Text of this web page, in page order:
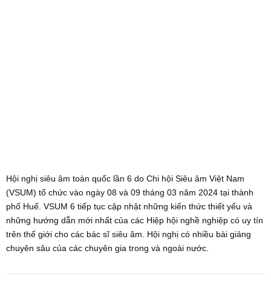
Hội nghị siêu âm toàn quốc lần 6 do Chi hội Siêu âm Việt Nam
(VSUM) tổ chức vào ngày 08 và 09 tháng 03 năm 2024 tại thành
phố Huế. VSUM 6 tiếp tục cập nhật những kiến thức thiết yếu và
những hướng dẫn mới nhất của các Hiệp hội nghề nghiệp có uy tín
trên thế giới cho các bác sĩ siêu âm. Hội nghị có nhiều bài giảng
chuyên sâu của các chuyên gia trong và ngoài nước.